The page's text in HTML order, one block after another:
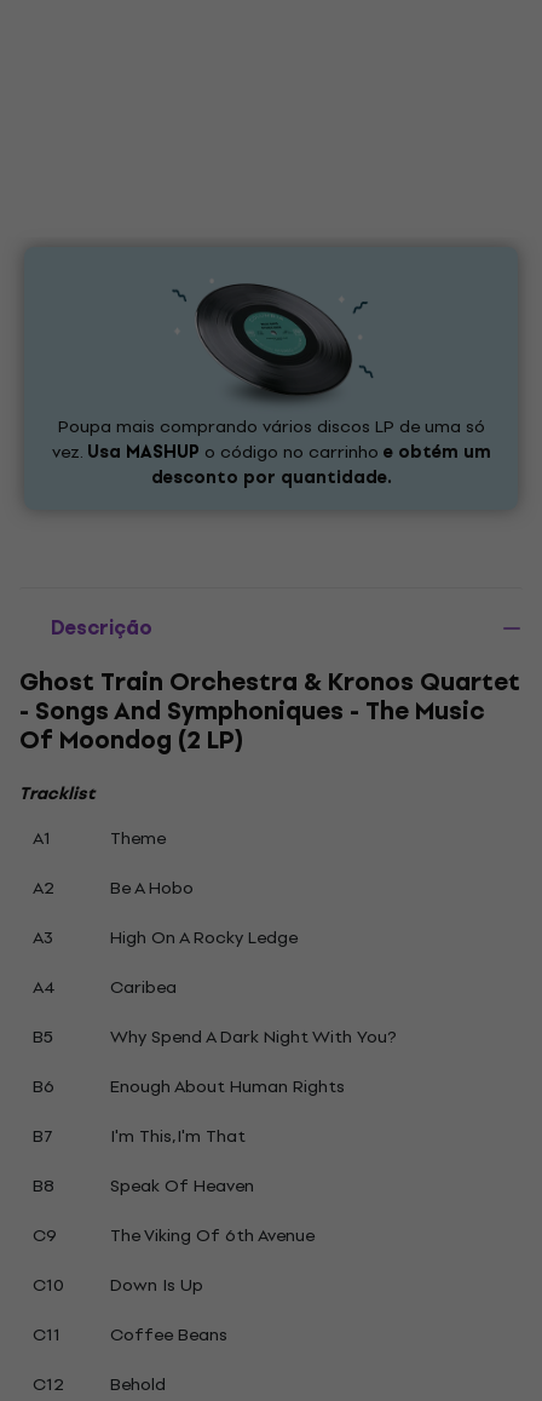
Poupa mais comprando vários discos LP de uma só
vez. Usa MASHUP o código no carrinho e obtém um
desconto por quantidade.
Descrição
Ghost Train Orchestra & Kronos Quartet
- Songs And Symphoniques - The Music
Of Moondog (2 LP)
Tracklist
A1
Theme
A2
Be A Hobo
A3
High On A Rocky Ledge
A4
Caribea
B5
Why Spend A Dark Night With You?
B6
Enough About Human Rights
B7
I'm This,I'm That
B8
Speak Of Heaven
C9
The Viking Of 6th Avenue
C10
Down Is Up
C11
Coffee Beans
C12
Behold